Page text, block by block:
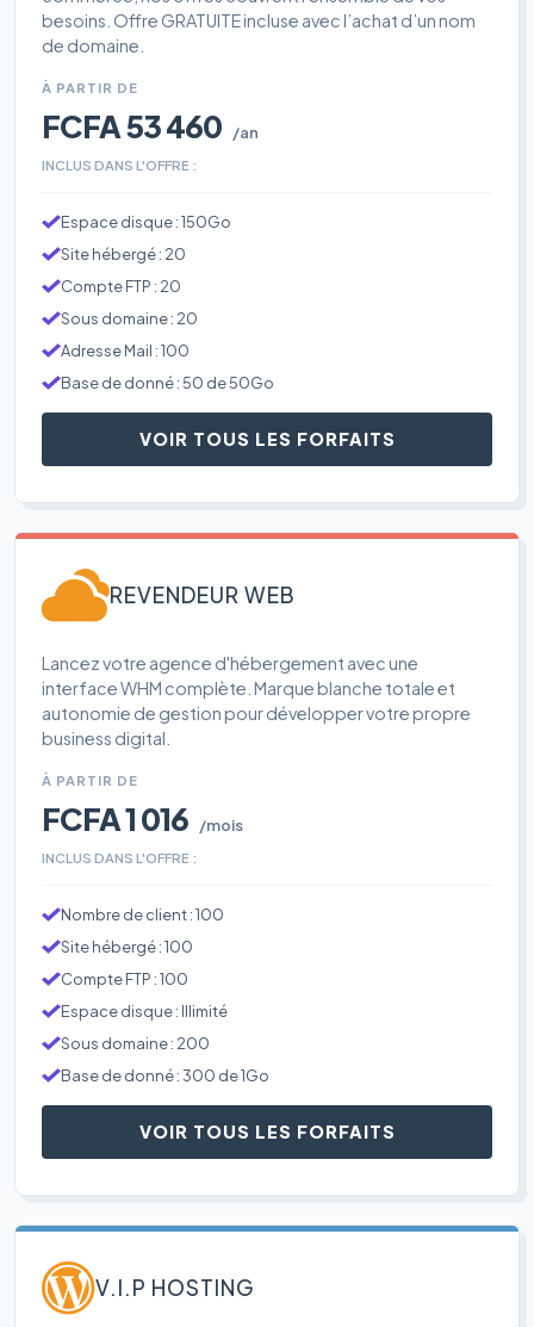
besoins. Offre GRATUITE incluse avec l’achat d’un nom
de domaine.
À PARTIR DE
FCFA 53 460 /an
INCLUS DANS L'OFFRE :
Espace disque : 150Go
Site hébergé : 20
Compte FTP : 20
Sous domaine : 20
Adresse Mail : 100
Base de donné : 50 de 50Go
VOIR TOUS LES FORFAITS
REVENDEUR WEB
Lancez votre agence d'hébergement avec une
interface WHM complète. Marque blanche totale et
autonomie de gestion pour développer votre propre
business digital.
À PARTIR DE
FCFA 1 016 /mois
INCLUS DANS L'OFFRE :
Nombre de client : 100
Site hébergé : 100
Compte FTP : 100
Espace disque : Illimité
Sous domaine : 200
Base de donné : 300 de 1Go
VOIR TOUS LES FORFAITS
V.I.P HOSTING